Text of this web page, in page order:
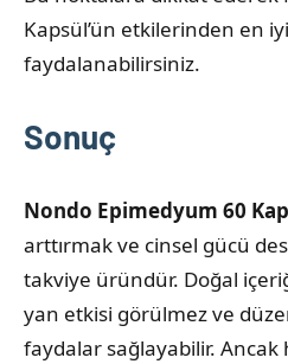
Kapsül’ün etkilerinden en
faydalanabilirsiniz.
Sonuç
Nondo Epimedyum 60
arttırmak ve cinsel gücü
takviye üründür. Doğal
yan etkisi görülmez ve
faydalar sağlayabilir. Ancak